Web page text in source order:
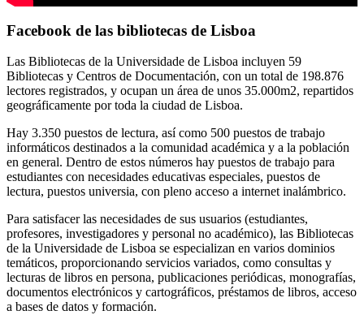
Facebook de las bibliotecas de Lisboa
Las Bibliotecas de la Universidade de Lisboa incluyen 59
Bibliotecas y Centros de Documentación, con un total de 198.876
lectores registrados, y ocupan un área de unos 35.000m2, repartidos
geográficamente por toda la ciudad de Lisboa.
Hay 3.350 puestos de lectura, así como 500 puestos de trabajo
informáticos destinados a la comunidad académica y a la población
en general. Dentro de estos números hay puestos de trabajo para
estudiantes con necesidades educativas especiales, puestos de
lectura, puestos universia, con pleno acceso a internet inalámbrico.
Para satisfacer las necesidades de sus usuarios (estudiantes,
profesores, investigadores y personal no académico), las Bibliotecas
de la Universidade de Lisboa se especializan en varios dominios
temáticos, proporcionando servicios variados, como consultas y
lecturas de libros en persona, publicaciones periódicas, monografías,
documentos electrónicos y cartográficos, préstamos de libros, acceso
a bases de datos y formación.